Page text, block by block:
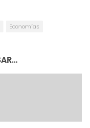
Economías